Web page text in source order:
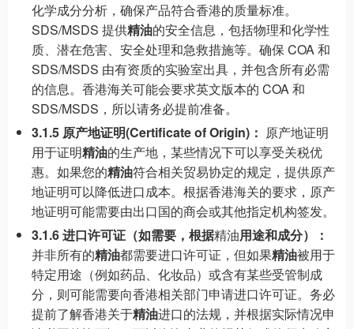
化学成分分析，确保产品符合香港的质量标准。
SDS/MSDS 提供精油的安全信息，包括物理和化学性
质、潜在危害、安全处理和急救措施等。确保 COA 和
SDS/MSDS 由有资质的实验室出具，并包含所有必需
的信息。香港海关可能会要求英文版本的 COA 和
SDS/MSDS，所以请务必提前准备。
3.1.5 原产地证明(Certificate of Origin)： 原产地证明
用于证明精油的生产地，某些情况下可以享受关税优
惠。如果您的精油符合相关贸易协定的规定，提供原产
地证明可以降低进口成本。根据香港海关的要求，原产
地证明可能需要由出口国的商会或其他指定机构签发。
3.1.6 进口许可证（如需要，根据精油用途和成分）：
并非所有的精油都需要进口许可证，但如果精油被用于
特定用途（例如药品、化妆品）或含有某些受管制成
分，则可能需要向香港相关部门申请进口许可证。务必
提前了解香港关于精油进口的法规，并根据实际情况申